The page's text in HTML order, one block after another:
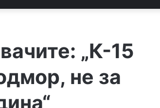
„К-15
не за